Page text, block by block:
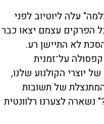
עלה ליוטיוב לפני
הפרקים עצמם יצאו כבר
לא התיישן רע.
על־זמנית
יוצרי הקולנוע שלנו,
של תשובות
לצערנו רלוונטית